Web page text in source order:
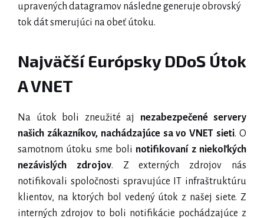
upravených datagramov následne generuje obrovský
tok dát smerujúci na obeť útoku.
Najväčší Európsky DDoS Útok
A VNET
Na útok boli zneužité aj nezabezpečené servery
našich zákazníkov, nachádzajúce sa vo VNET sieti. O
samotnom útoku sme boli notifikovaní z niekoľkých
nezávislých zdrojov. Z externých zdrojov nás
notifikovali spoločnosti spravujúce IT infraštruktúru
klientov, na ktorých bol vedený útok z našej siete. Z
interných zdrojov to boli notifikácie pochádzajúce z